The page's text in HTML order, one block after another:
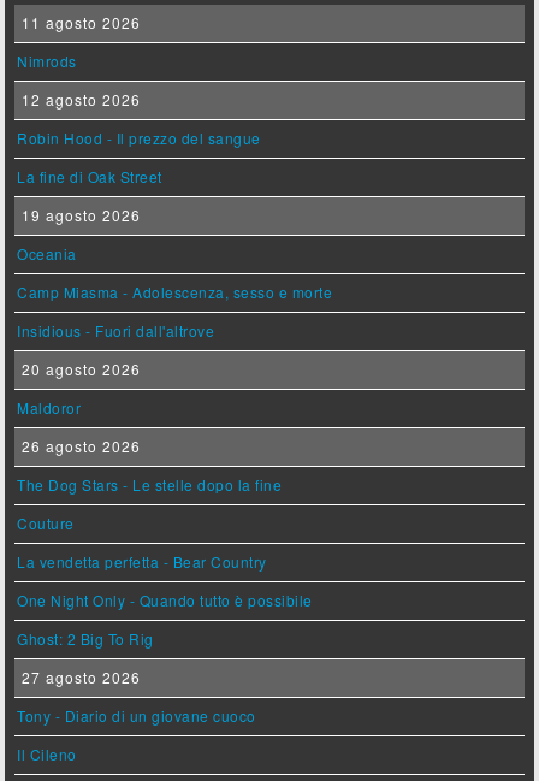
11 agosto 2026
Nimrods
12 agosto 2026
Robin Hood - Il prezzo del sangue
La fine di Oak Street
19 agosto 2026
Oceania
Camp Miasma - Adolescenza, sesso e morte
Insidious - Fuori dall'altrove
20 agosto 2026
Maldoror
26 agosto 2026
The Dog Stars - Le stelle dopo la fine
Couture
La vendetta perfetta - Bear Country
One Night Only - Quando tutto è possibile
Ghost: 2 Big To Rig
27 agosto 2026
Tony - Diario di un giovane cuoco
Il Cileno